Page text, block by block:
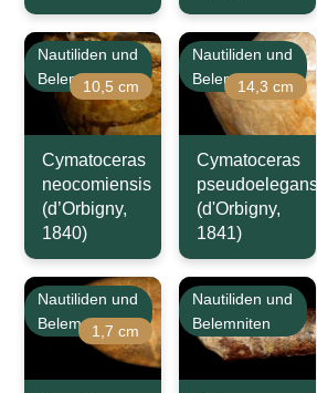
Nautiliden und
Belemniten
10,5 cm
Cymatoceras
neocomiensis
(d’Orbigny,
1840)
Nautiliden und
Belemniten
14,3 cm
Cymatoceras
pseudoelegans
(d'Orbigny,
1841)
Nautiliden und
Belemniten1,7 cm
Nautiliden und
Belemniten